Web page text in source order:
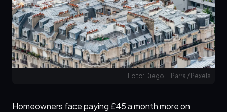
Foto: Diego F. Parra / Pexels
Homeowners face paying £45 a month more on